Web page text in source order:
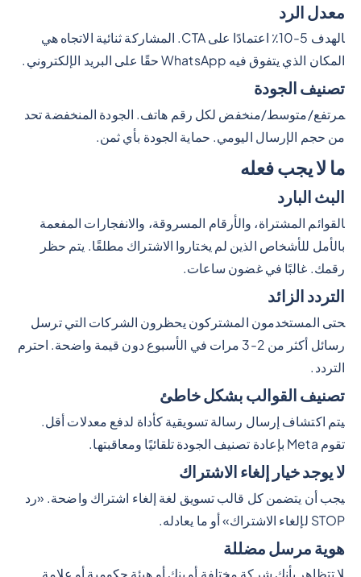
معدل الرد
الهدف 5-10٪ اعتمادًا على CTA. المشاركة ثنائية الاتجاه هي
المكان الذي يتفوق فيه WhatsApp حقًا على البريد الإلكتروني.
تصنيف الجودة
مرتفع/متوسط/منخفض لكل رقم هاتف. الجودة المنخفضة تحد
من حجم الإرسال اليومي. حماية الجودة بأي ثمن.
ما لا يجب فعله
البث البارد
القوائم المشتراة، والأرقام المسروقة، والانفجارات المفعمة
بالأمل للأشخاص الذين لم يختاروا الاشتراك مطلقًا. يتم حظر
رقمك. غالبًا في غضون ساعات.
التردد الزائد
حتى المستخدمون المشتركون يحظرون الشركات التي ترسل
رسائل أكثر من 2-3 مرات في الأسبوع دون قيمة واضحة. احترم
التردد.
تصنيف القوالب بشكل خاطئ
يتم اكتشاف إرسال رسالة تسويقية كأداة لدفع معدلات أقل.
تقوم Meta بإعادة تصنيف الجودة تلقائيًا ومعاقبتها.
لا يوجد خيار إلغاء الاشتراك
يجب أن يتضمن كل قالب تسويق لغة إلغاء اشتراك واضحة. «رد
STOP لإلغاء الاشتراك» أو ما يعادله.
هوية مرسل مضللة